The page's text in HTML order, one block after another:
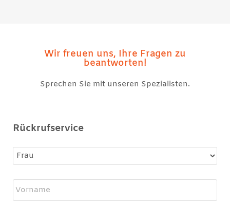
Wir freuen uns, Ihre Fragen zu
beantworten!
Sprechen Sie mit unseren Spezialisten.
Rückrufservice
Name *